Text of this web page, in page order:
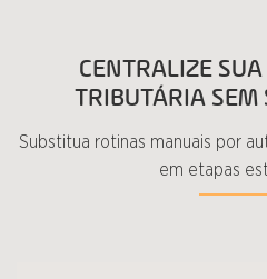
CENTRALIZE
TRIBUTÁRIA SEM
Substitua rotinas manuais por
em etapas